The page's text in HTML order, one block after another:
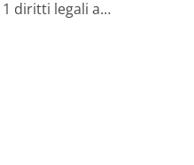
diritti legali a…